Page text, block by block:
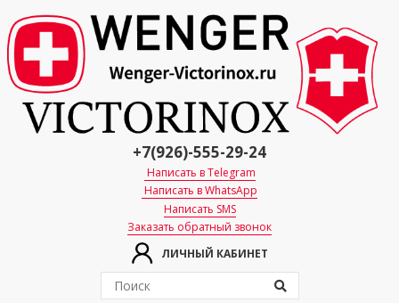
ЛИЧНЫЙ КАБИНЕТ
+7(926)-555-29-24
Написать в Telegram
Написать в WhatsApp
Написать SMS
Заказать обратный звонок